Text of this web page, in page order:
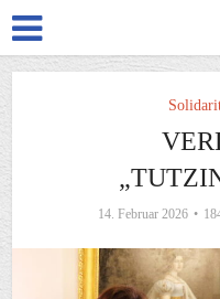
14. Februar 2026